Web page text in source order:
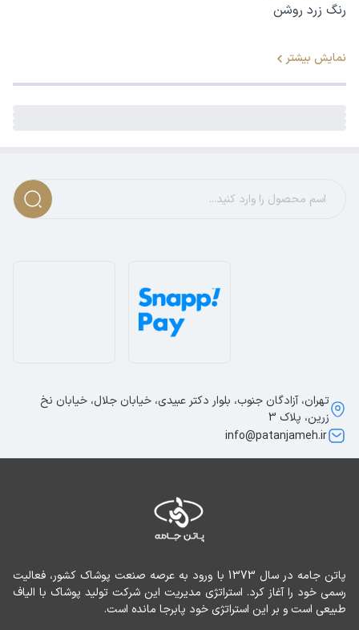
رنگ زرد روشن
نمایش بیشتر
طبیعی است و بر این استراتژی خود پابرجا مانده است.
تهران، آزادگان جنوب، بلوار دکتر عبیدی، خیابان جلال، خیابان نخ
زرین، پلاک 3
info@patanjameh.ir